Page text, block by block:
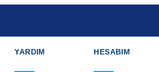
YARDIM HESABIM